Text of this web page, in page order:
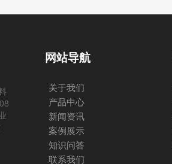
网站导航
关于我们
产品中心
新闻资讯
案例展示
知识问答
联系我们